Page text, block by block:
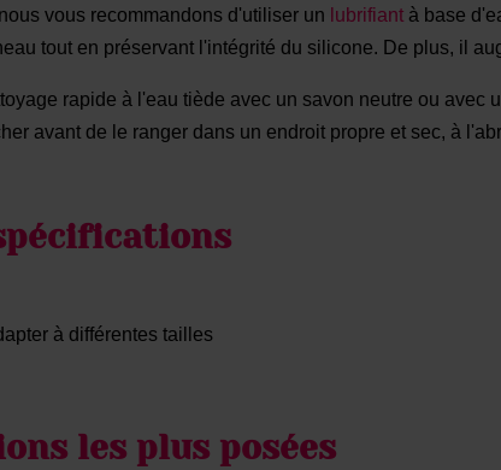
vous recommandons d'utiliser un lubrifiant à base
tout en préservant l'intégrité du silicone. De plus, il
rapide à l'eau tiède avec un savon neutre ou avec
avant de le ranger dans un endroit propre et sec, à
à différentes tailles
les plus posées